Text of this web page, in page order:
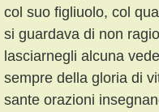
col suo figliuolo, col
si guardava di non
lasciarnegli alcuna
sempre della gloria di
sante orazioni